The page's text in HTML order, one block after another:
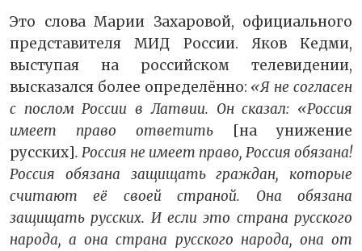
Это слова Марии Захаровой, официального
представителя МИД России. Яков Кедми,
выступая на российском телевидении,
высказался более определённо: «Я не согласен
с послом России в Латвии. Он сказал: «Россия
имеет право ответить [на унижение
русских]. Россия не имеет право, Россия обязана!
Россия обязана защищать граждан, которые
считают её своей страной. Она обязана
защищать русских. И если это страна русского
народа, а она страна русского народа, она от